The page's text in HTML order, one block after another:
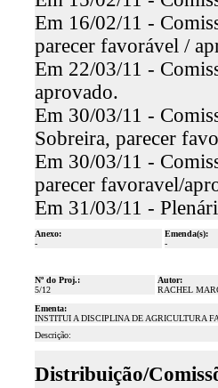
Em 16/02/11 -
parecer favorável /
Em 22/03/11 -
aprovado.
Em 30/03/11 -
Sobreira, parecer
Em 30/03/11 -
parecer favoravel/
Em 31/03/11 -
Anexo:
-
Emenda(s):
-
Nº do Proj.:
5/12
Autor:
RACHEL
Ementa:
INSTITUI A DISCIPLINA DE AGRICULTURA
Descrição:
Distribuição/